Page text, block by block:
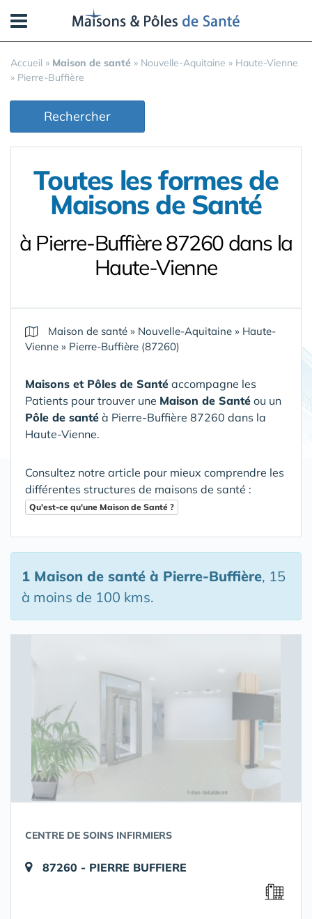
Accueil » Maison de santé » Nouvelle-Aquitaine » Haute-Vienne
» Pierre-Buffière
Rechercher
Toutes les formes de
Maisons de Santé
à Pierre-Buffière 87260 dans la
Haute-Vienne
Maison de santé » Nouvelle-Aquitaine » Haute-
Vienne » Pierre-Buffière (87260)
Maisons et Pôles de Santé accompagne les
Patients pour trouver une Maison de Santé ou un
Pôle de santé à Pierre-Buffière 87260 dans la
Haute-Vienne.
Consultez notre article pour mieux comprendre les
différentes structures de maisons de santé :
Qu'est-ce qu'une Maison de Santé ?
1 Maison de santé à Pierre-Buffière, 15
à moins de 100 kms.
CENTRE DE SOINS INFIRMIERS
87260 - PIERRE BUFFIERE
Panneau de gestion des cookies